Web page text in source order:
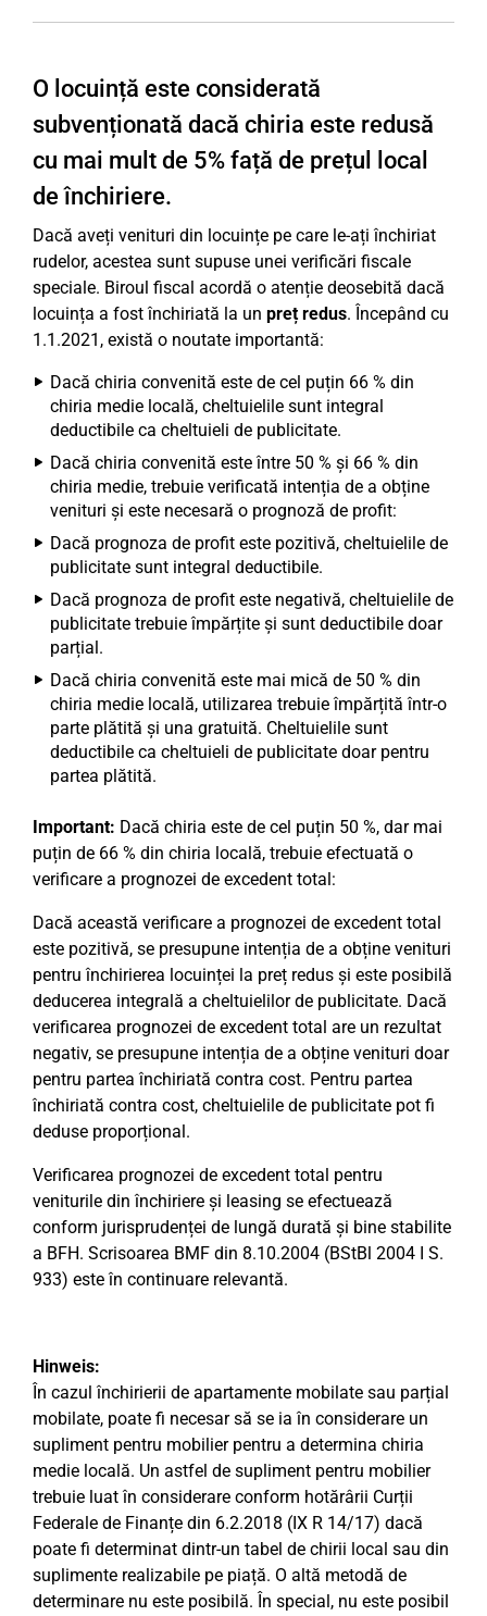
O locuință este considerată
subvenționată dacă chiria este redusă
cu mai mult de 5% față de prețul local
de închiriere.
Dacă aveți venituri din locuințe pe care le-ați închiriat
rudelor, acestea sunt supuse unei verificări fiscale
speciale. Biroul fiscal acordă o atenție deosebită dacă
locuința a fost închiriată la un preț redus. Începând cu
1.1.2021, există o noutate importantă:
Dacă chiria convenită este de cel puțin 66 % din
chiria medie locală, cheltuielile sunt integral
deductibile ca cheltuieli de publicitate.
Dacă chiria convenită este între 50 % și 66 % din
chiria medie, trebuie verificată intenția de a obține
venituri și este necesară o prognoză de profit:
Dacă prognoza de profit este pozitivă, cheltuielile de
publicitate sunt integral deductibile.
Dacă prognoza de profit este negativă, cheltuielile de
publicitate trebuie împărțite și sunt deductibile doar
parțial.
Dacă chiria convenită este mai mică de 50 % din
chiria medie locală, utilizarea trebuie împărțită într-o
parte plătită și una gratuită. Cheltuielile sunt
deductibile ca cheltuieli de publicitate doar pentru
partea plătită.
Important: Dacă chiria este de cel puțin 50 %, dar mai
puțin de 66 % din chiria locală, trebuie efectuată o
verificare a prognozei de excedent total:
Dacă această verificare a prognozei de excedent total
este pozitivă, se presupune intenția de a obține venituri
pentru închirierea locuinței la preț redus și este posibilă
deducerea integrală a cheltuielilor de publicitate. Dacă
verificarea prognozei de excedent total are un rezultat
negativ, se presupune intenția de a obține venituri doar
pentru partea închiriată contra cost. Pentru partea
închiriată contra cost, cheltuielile de publicitate pot fi
deduse proporțional.
Verificarea prognozei de excedent total pentru
veniturile din închiriere și leasing se efectuează
conform jurisprudenței de lungă durată și bine stabilite
a BFH. Scrisoarea BMF din 8.10.2004 (BStBl 2004 I S.
933) este în continuare relevantă.
Hinweis:
În cazul închirierii de apartamente mobilate sau parțial
mobilate, poate fi necesar să se ia în considerare un
supliment pentru mobilier pentru a determina chiria
medie locală. Un astfel de supliment pentru mobilier
trebuie luat în considerare conform hotărârii Curții
Federale de Finanțe din 6.2.2018 (IX R 14/17) dacă
poate fi determinat dintr-un tabel de chirii local sau din
suplimente realizabile pe piață. O altă metodă de
determinare nu este posibilă. În special, nu este posibil